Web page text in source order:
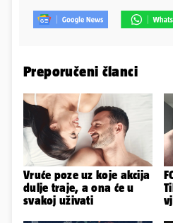
Preporučeni članci
Vruće poze uz koje akcija
dulje traje, a ona će u
svakoj uživati